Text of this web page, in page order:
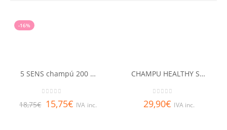
-16%
5 SENS champú 200 ml RENE FURTERER
18,75€ 15,75€ IVA inc.
CHAMPU HEALTHY SMOOTHIE 250ml MONCHO MORENO
29,90€ IVA inc.